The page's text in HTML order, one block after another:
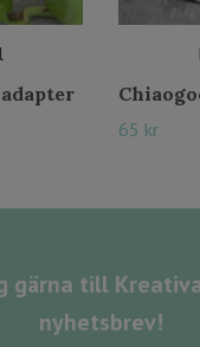
65 kr
gärna till
nyhetsbrev!